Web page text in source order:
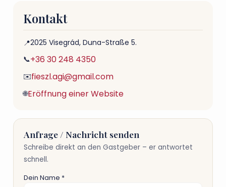
Kontakt
📍2025 Visegrád, Duna-Straße 5.
📞+36 30 248 4350
✉️fieszl.agi@gmail.com
🌐Eröffnung einer Website
Anfrage / Nachricht senden
Schreibe direkt an den Gastgeber – er antwortet
schnell.
Dein Name *